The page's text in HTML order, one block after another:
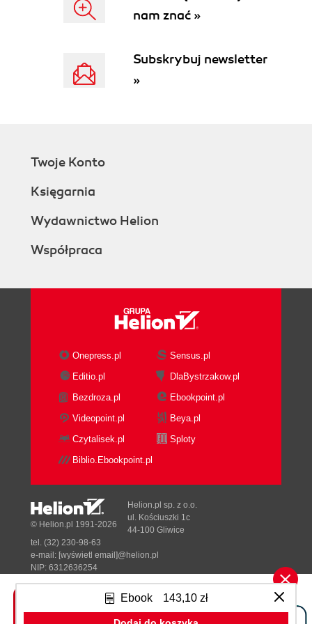
Natural and surrogate keys
Physical database design for Analysis
Services
Fact dimensions
Naming conventions
Views versus the Data Source View
Summary
Multidimensional and Tabular models
Choosing an edition of Analysis Services
Setting up a new Analysis Services
project
Creating Data Source Views
Designing simple dimensions
Using the New Dimension wizard
Using the Dimension Editor
Adding new attributes
Configuring a Time dimension
Configuring attribute
relationships
Building a simple cube
Ebook 143,10 zł
nam znać »
Subskrybuj newsletter
»
Twoje Konto
Księgarnia
Wydawnictwo Helion
Współpraca
Onepress.pl
Sensus.pl
Editio.pl
DlaBystrzakow.pl
Bezdroza.pl
Ebookpoint.pl
Videopoint.pl
Beya.pl
Czytalisek.pl
Sploty
Biblio.Ebookpoint.pl
Tonik.pl
© Helion.pl 1991-2026
Helion.pl sp. z o.o.
ul. Kościuszki 1c
44-100 Gliwice
tel. (32) 230-98-63
e-mail: [wyświetl email]@helion.pl
NIP: 6312636254